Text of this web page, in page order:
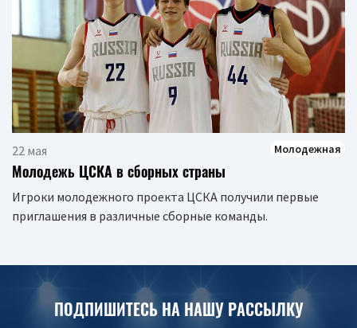
22 мая Молодежная
Молодежь ЦСКА в сборных страны
Игроки молодежного проекта ЦСКА получили первые
приглашения в различные сборные команды.
ПОДПИШИТЕСЬ НА НАШУ РАССЫЛКУ